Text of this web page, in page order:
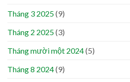
Tháng 3 2025(9)
Tháng 2 2025(3)
Tháng mười một 2024(5)
Tháng 8 2024(9)